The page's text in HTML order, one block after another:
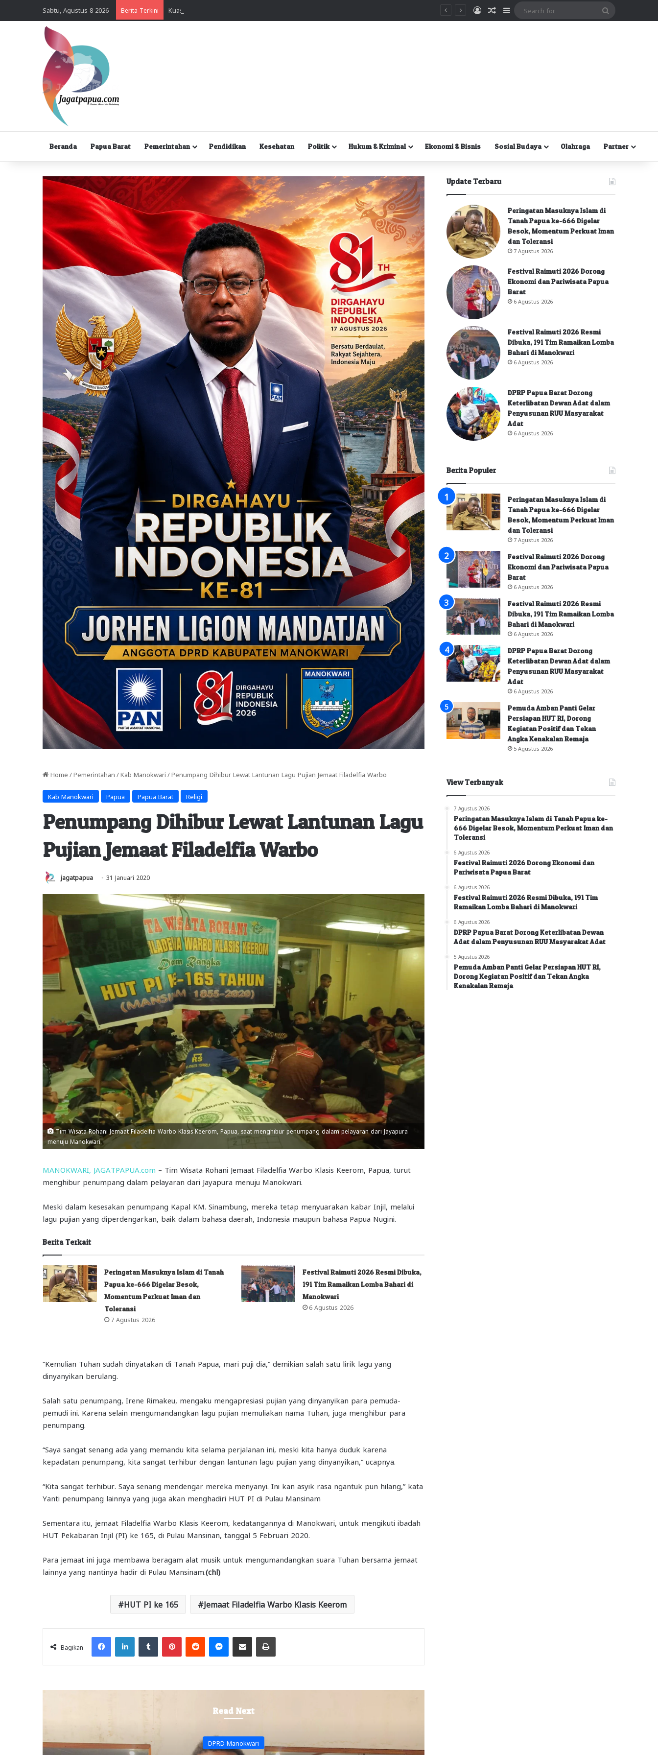
Sabtu, Agustus 8 2026 Berita Terkini MasukRandom Article
Sidebar
Beranda Papua Barat Pemerintahan Pendidikan Kesehatan Politik Hukum & Kriminal Ekonomi & Bisnis Sosial Budaya Olahraga Partner
Home / Pemerintahan / Kab Manokwari / Penumpang Dihibur Lewat Lantunan Lagu Pujian Jemaat Filadelfia Warbo
Kab Manokwari Papua Papua Barat Religi
Penumpang Dihibur Lewat Lantunan Lagu
Pujian Jemaat Filadelfia Warbo
jagatpapua 31 Januari 2020
Tim Wisata Rohani Jemaat Filadelfia Warbo Klasis Keerom, Papua, saat menghibur penumpang dalam pelayaran dari Jayapura
menuju Manokwari.
MANOKWARI, JAGATPAPUA.com – Tim Wisata Rohani Jemaat Filadelfia Warbo Klasis Keerom, Papua, turut
menghibur penumpang dalam pelayaran dari Jayapura menuju Manokwari.
Meski dalam kesesakan penumpang Kapal KM. Sinambung, mereka tetap menyuarakan kabar Injil, melalui
lagu pujian yang diperdengarkan, baik dalam bahasa daerah, Indonesia maupun bahasa Papua Nugini.
Berita Terkait
Peringatan Masuknya Islam di Tanah
Papua ke-666 Digelar Besok,
Momentum Perkuat Iman dan
Toleransi
7 Agustus 2026
Festival Raimuti 2026 Resmi Dibuka,
191 Tim Ramaikan Lomba Bahari di
Manokwari
6 Agustus 2026
“Kemulian Tuhan sudah dinyatakan di Tanah Papua, mari puji dia,” demikian salah satu lirik lagu yang
dinyanyikan berulang.
Salah satu penumpang, Irene Rimakeu, mengaku mengapresiasi pujian yang dinyanyikan para pemuda-
pemudi ini. Karena selain mengumandangkan lagu pujian memuliakan nama Tuhan, juga menghibur para
penumpang.
“Saya sangat senang ada yang memandu kita selama perjalanan ini, meski kita hanya duduk karena
kepadatan penumpang, kita sangat terhibur dengan lantunan lagu pujian yang dinyanyikan,” ucapnya.
“Kita sangat terhibur. Saya senang mendengar mereka menyanyi. Ini kan asyik rasa ngantuk pun hilang,” kata
Yanti penumpang lainnya yang juga akan menghadiri HUT PI di Pulau Mansinam
Sementara itu, jemaat Filadelfia Warbo Klasis Keerom, kedatangannya di Manokwari, untuk mengikuti ibadah
HUT Pekabaran Injil (PI) ke 165, di Pulau Mansinan, tanggal 5 Februari 2020.
Para jemaat ini juga membawa beragam alat musik untuk mengumandangkan suara Tuhan bersama jemaat
lainnya yang nantinya hadir di Pulau Mansinam. (chl)
HUT PI ke 165 Jemaat Filadelfia Warbo Klasis Keerom
Bagikan
FacebookLinkedInTumblr PinterestReddit Messenger
Share via Email Print
Read Next
Headline
Update Terbaru
Peringatan Masuknya Islam di
Tanah Papua ke-666 Digelar
Besok, Momentum Perkuat Iman
dan Toleransi
7 Agustus 2026
Festival Raimuti 2026 Dorong
Ekonomi dan Pariwisata Papua
Barat
6 Agustus 2026
Festival Raimuti 2026 Resmi
Dibuka, 191 Tim Ramaikan Lomba
Bahari di Manokwari
6 Agustus 2026
DPRP Papua Barat Dorong
Keterlibatan Dewan Adat dalam
Penyusunan RUU Masyarakat
Adat
6 Agustus 2026
Berita Populer
Peringatan Masuknya Islam di
Tanah Papua ke-666 Digelar
Besok, Momentum Perkuat Iman
dan Toleransi
7 Agustus 2026
Festival Raimuti 2026 Dorong
Ekonomi dan Pariwisata Papua
Barat
6 Agustus 2026
Festival Raimuti 2026 Resmi
Dibuka, 191 Tim Ramaikan Lomba
Bahari di Manokwari
6 Agustus 2026
DPRP Papua Barat Dorong
Keterlibatan Dewan Adat dalam
Penyusunan RUU Masyarakat
Adat
6 Agustus 2026
Pemuda Amban Panti Gelar
Persiapan HUT RI, Dorong
Kegiatan Positif dan Tekan
Angka Kenakalan Remaja
5 Agustus 2026
View Terbanyak
7 Agustus 2026
Peringatan Masuknya Islam di Tanah Papua ke-
666 Digelar Besok, Momentum Perkuat Iman dan
Toleransi
6 Agustus 2026
Festival Raimuti 2026 Dorong Ekonomi dan
Pariwisata Papua Barat
6 Agustus 2026
Festival Raimuti 2026 Resmi Dibuka, 191 Tim
Ramaikan Lomba Bahari di Manokwari
6 Agustus 2026
DPRP Papua Barat Dorong Keterlibatan Dewan
Adat dalam Penyusunan RUU Masyarakat Adat
5 Agustus 2026
Pemuda Amban Panti Gelar Persiapan HUT RI,
Dorong Kegiatan Positif dan Tekan Angka
Kenakalan Remaja